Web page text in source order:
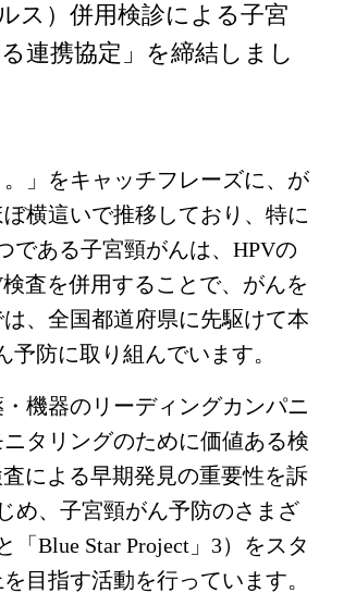
ス）併用検診による子宮
連携協定」を締結しまし
」をキャッチフレーズに、が
横這いで推移しており、特に
である子宮頸がんは、HPVの
査を併用することで、がんを
、全国都道府県に先駆けて本
防に取り組んでいます。
機器のリーディングカンパニ
タリングのために価値ある検
による早期発見の重要性を訴
め、子宮頸がん予防のさまざ
Blue Star Project」3）をスタ
目指す活動を行っています。